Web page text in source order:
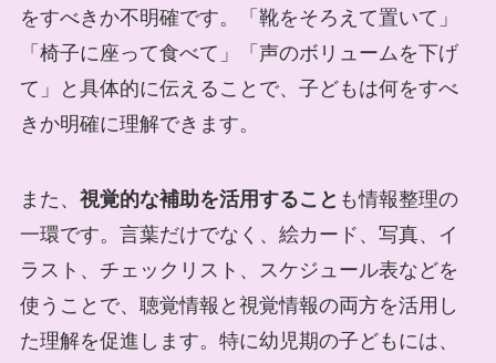
をすべきか不明確です。「靴をそろえて置いて」
「椅子に座って食べて」「声のボリュームを下げ
て」と具体的に伝えることで、子どもは何をすべ
きか明確に理解できます。
また、 視覚的な補助を活用すること も情報整理の
一環です。言葉だけでなく、絵カード、写真、イ
ラスト、チェックリスト、スケジュール表などを
使うことで、聴覚情報と視覚情報の両方を活用し
た理解を促進します。特に幼児期の子どもには、